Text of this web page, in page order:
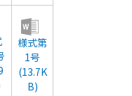
様式第
1号
(13.7K
B)